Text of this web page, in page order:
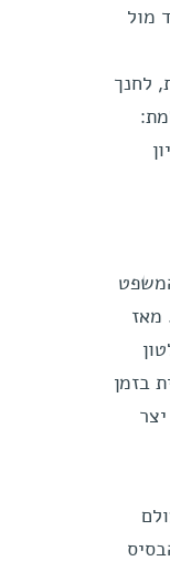
מול
לחנך
המשפט
מאז
בזמן